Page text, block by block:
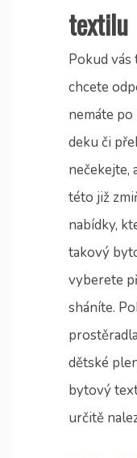
textilu
Pokud vás
chcete
nemáte
deku či
nečekejte,
této již
nabídky,
takový
vyberete
sháníte.
dětské
bytový
určitě